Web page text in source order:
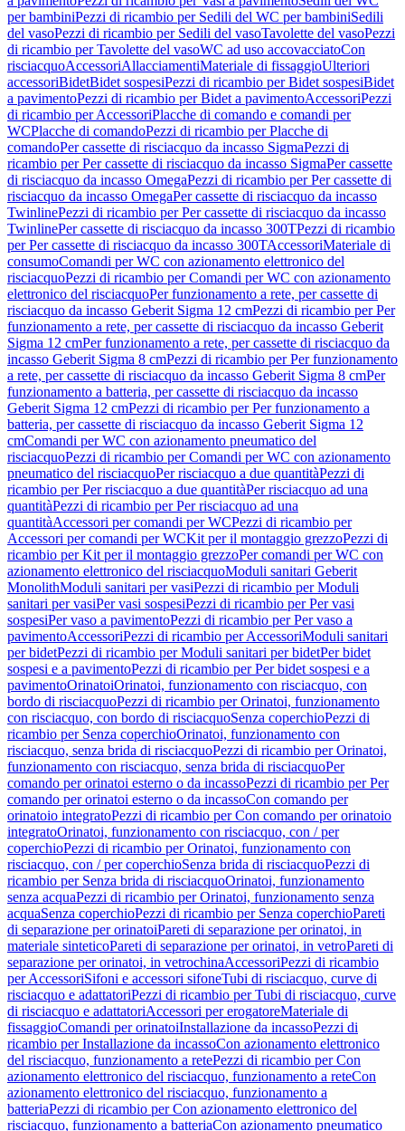
per bambiniPezzi di ricambio per Sedili del WC per bambiniSedili
del vasoPezzi di ricambio per Sedili del vasoTavolette del vasoPezzi
di ricambio per Tavolette del vasoWC ad uso accovacciatoCon
risciacquoAccessoriAllacciamentiMateriale di fissaggioUlteriori
accessoriBidetBidet sospesiPezzi di ricambio per Bidet sospesiBidet
a pavimentoPezzi di ricambio per Bidet a pavimentoAccessoriPezzi
di ricambio per AccessoriPlacche di comando e comandi per
WCPlacche di comandoPezzi di ricambio per Placche di
comandoPer cassette di risciacquo da incasso SigmaPezzi di
ricambio per Per cassette di risciacquo da incasso SigmaPer cassette
di risciacquo da incasso OmegaPezzi di ricambio per Per cassette di
risciacquo da incasso OmegaPer cassette di risciacquo da incasso
TwinlinePezzi di ricambio per Per cassette di risciacquo da incasso
TwinlinePer cassette di risciacquo da incasso 300TPezzi di ricambio
per Per cassette di risciacquo da incasso 300TAccessoriMateriale di
consumoComandi per WC con azionamento elettronico del
risciacquoPezzi di ricambio per Comandi per WC con azionamento
elettronico del risciacquoPer funzionamento a rete, per cassette di
risciacquo da incasso Geberit Sigma 12 cmPezzi di ricambio per Per
funzionamento a rete, per cassette di risciacquo da incasso Geberit
Sigma 12 cmPer funzionamento a rete, per cassette di risciacquo da
incasso Geberit Sigma 8 cmPezzi di ricambio per Per funzionamento
a rete, per cassette di risciacquo da incasso Geberit Sigma 8 cmPer
funzionamento a batteria, per cassette di risciacquo da incasso
Geberit Sigma 12 cmPezzi di ricambio per Per funzionamento a
batteria, per cassette di risciacquo da incasso Geberit Sigma 12
cmComandi per WC con azionamento pneumatico del
risciacquoPezzi di ricambio per Comandi per WC con azionamento
pneumatico del risciacquoPer risciacquo a due quantitàPezzi di
ricambio per Per risciacquo a due quantitàPer risciacquo ad una
quantitàPezzi di ricambio per Per risciacquo ad una
quantitàAccessori per comandi per WCPezzi di ricambio per
Accessori per comandi per WCKit per il montaggio grezzoPezzi di
ricambio per Kit per il montaggio grezzoPer comandi per WC con
azionamento elettronico del risciacquoModuli sanitari Geberit
MonolithModuli sanitari per vasiPezzi di ricambio per Moduli
sanitari per vasiPer vasi sospesiPezzi di ricambio per Per vasi
sospesiPer vaso a pavimentoPezzi di ricambio per Per vaso a
pavimentoAccessoriPezzi di ricambio per AccessoriModuli sanitari
per bidetPezzi di ricambio per Moduli sanitari per bidetPer bidet
sospesi e a pavimentoPezzi di ricambio per Per bidet sospesi e a
pavimentoOrinatoiOrinatoi, funzionamento con risciacquo, con
bordo di risciacquoPezzi di ricambio per Orinatoi, funzionamento
con risciacquo, con bordo di risciacquoSenza coperchioPezzi di
ricambio per Senza coperchioOrinatoi, funzionamento con
risciacquo, senza brida di risciacquoPezzi di ricambio per Orinatoi,
funzionamento con risciacquo, senza brida di risciacquoPer
comando per orinatoi esterno o da incassoPezzi di ricambio per Per
comando per orinatoi esterno o da incassoCon comando per
orinatoio integratoPezzi di ricambio per Con comando per orinatoio
integratoOrinatoi, funzionamento con risciacquo, con / per
coperchioPezzi di ricambio per Orinatoi, funzionamento con
risciacquo, con / per coperchioSenza brida di risciacquoPezzi di
ricambio per Senza brida di risciacquoOrinatoi, funzionamento
senza acquaPezzi di ricambio per Orinatoi, funzionamento senza
acquaSenza coperchioPezzi di ricambio per Senza coperchioPareti
di separazione per orinatoiPareti di separazione per orinatoi, in
materiale sinteticoPareti di separazione per orinatoi, in vetroPareti di
separazione per orinatoi, in vetrochinaAccessoriPezzi di ricambio
per AccessoriSifoni e accessori sifoneTubi di risciacquo, curve di
risciacquo e adattatoriPezzi di ricambio per Tubi di risciacquo, curve
di risciacquo e adattatoriAccessori per erogatoreMateriale di
fissaggioComandi per orinatoiInstallazione da incassoPezzi di
ricambio per Installazione da incassoCon azionamento elettronico
del risciacquo, funzionamento a retePezzi di ricambio per Con
azionamento elettronico del risciacquo, funzionamento a reteCon
azionamento elettronico del risciacquo, funzionamento a
batteriaPezzi di ricambio per Con azionamento elettronico del
risciacquo, funzionamento a batteriaCon azionamento pneumatico